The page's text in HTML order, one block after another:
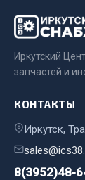
РТИ
Кольца
Иркутский
запчастей и
КОНТАКТЫ
Иркутск,
8(3952)48-